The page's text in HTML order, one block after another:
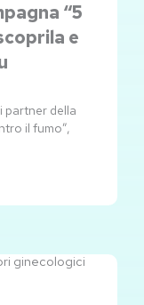
“5
e
partner della
il fumo”,